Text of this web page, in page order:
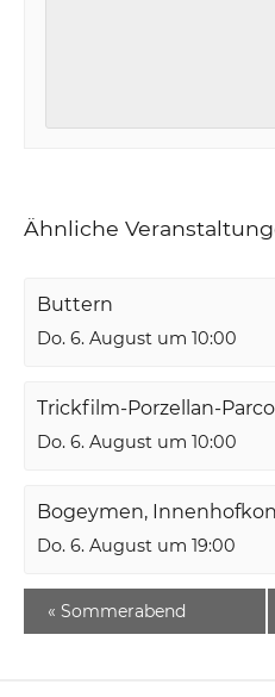
Ähnliche
Buttern
Do. 6. August um 10:00
Trickfilm-Porzellan-
Do. 6. August um 10:00
Bogeymen,
Do. 6. August um 19:00
« Sommerabend